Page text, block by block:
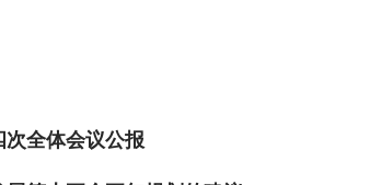
次全体会议公报